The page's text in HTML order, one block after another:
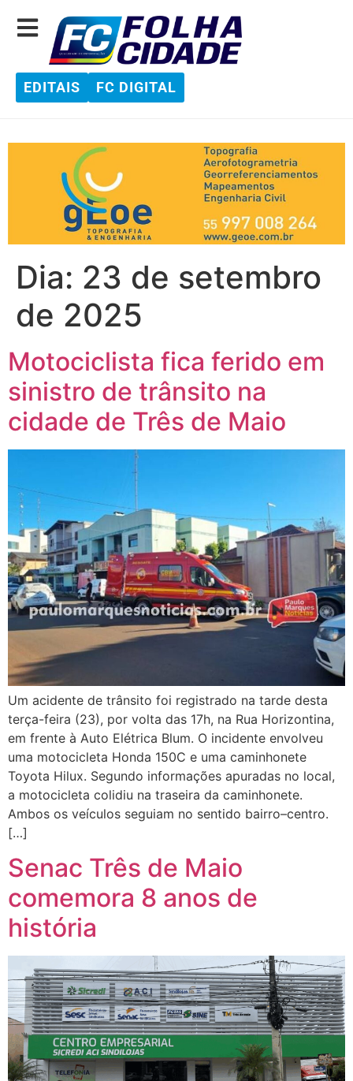
EDITAIS FC DIGITAL
Dia: 23 de setembro
de 2025
Motociclista fica ferido em
sinistro de trânsito na
cidade de Três de Maio
Um acidente de trânsito foi registrado na tarde desta
terça-feira (23), por volta das 17h, na Rua Horizontina,
em frente à Auto Elétrica Blum. O incidente envolveu
uma motocicleta Honda 150C e uma caminhonete
Toyota Hilux. Segundo informações apuradas no local,
a motocicleta colidiu na traseira da caminhonete.
Ambos os veículos seguiam no sentido bairro–centro.
[…]
Senac Três de Maio
comemora 8 anos de
história